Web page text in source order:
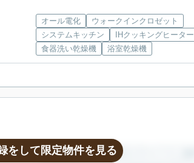
オール電化
ウォークインクロゼット
システムキッチン
IHクッキングヒーター
食器洗い乾燥機
浴室乾燥機
をして限定物件を見る